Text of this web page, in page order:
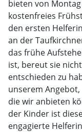
bieten von
kostenfreies
den ersten
an der
das frühe
ist, bereut sie
entschieden zu
unserem
die wir anbieten
der Kinder ist
engagierte